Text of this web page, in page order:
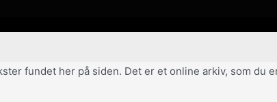
fundet her på siden. Det er et online arkiv, som du